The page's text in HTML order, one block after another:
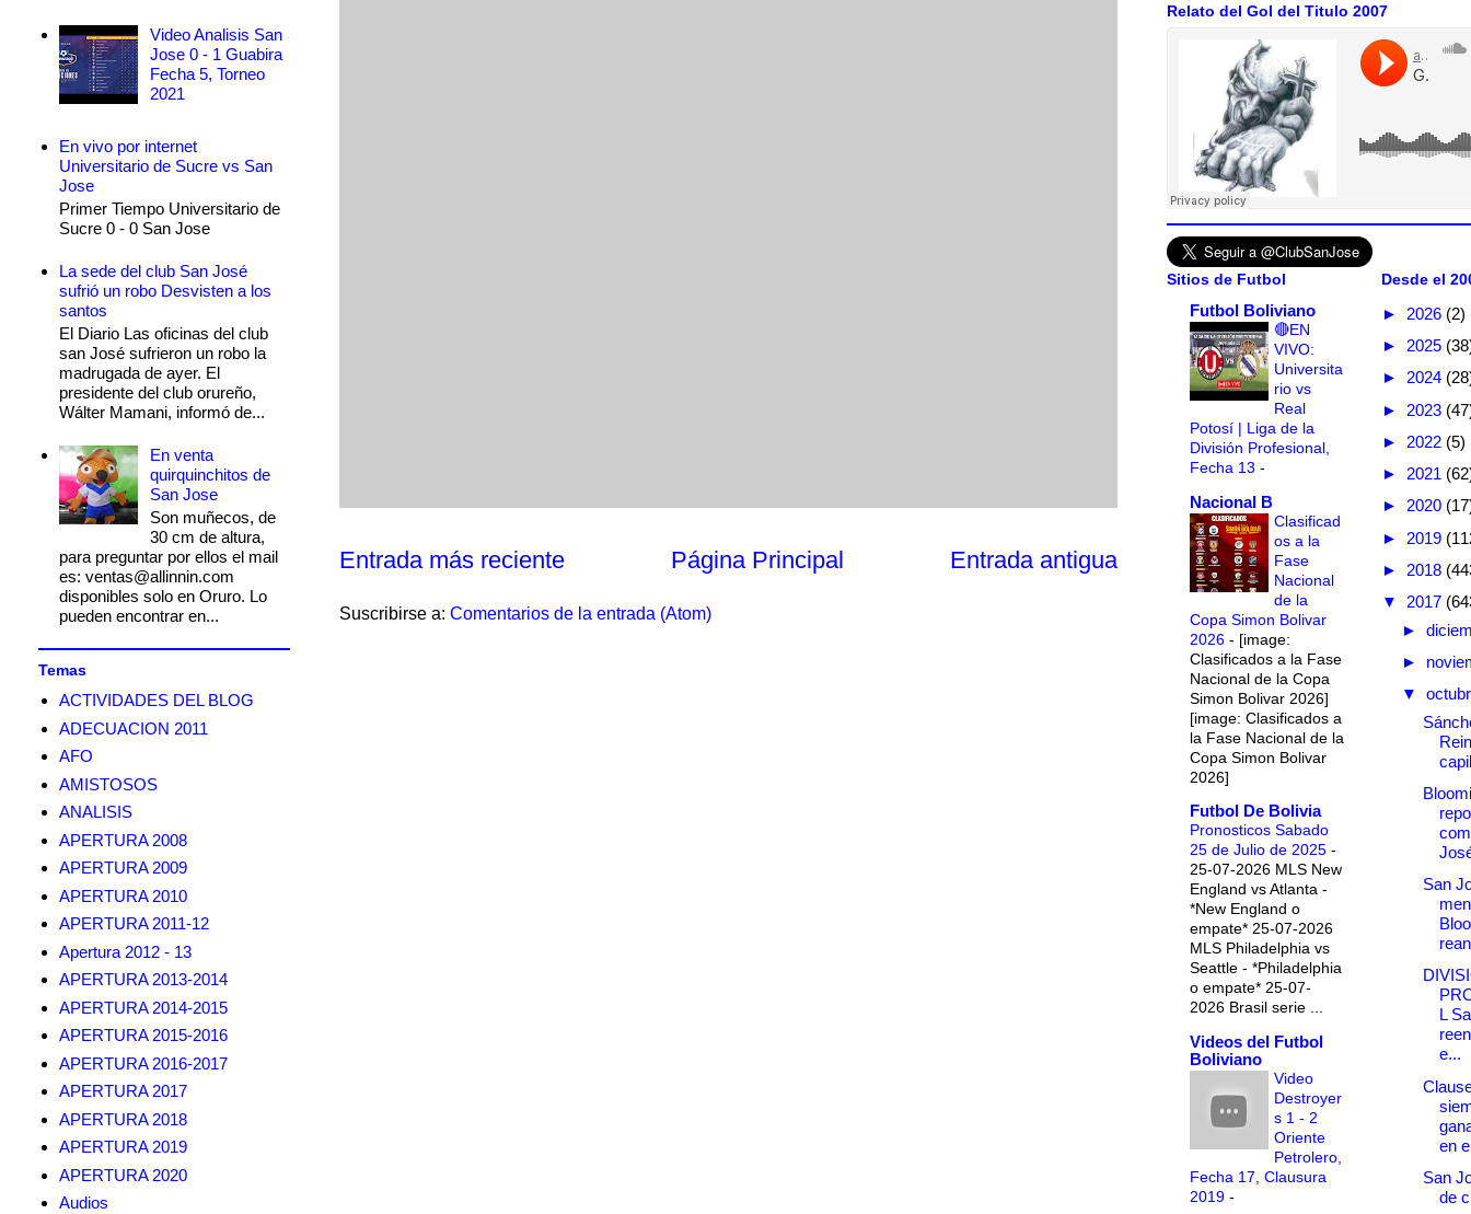
Entrada más reciente Entrada antigua
Página Principal
Suscribirse a: Comentarios de la entrada (Atom)
Video Analisis San
Jose 0 - 1 Guabira
Fecha 5, Torneo
2021
En vivo por internet
Universitario de Sucre vs San
Jose
Primer Tiempo Universitario de
Sucre 0 - 0 San Jose
La sede del club San José
sufrió un robo Desvisten a los
santos
El Diario Las oficinas del club
san José sufrieron un robo la
madrugada de ayer. El
presidente del club orureño,
Wálter Mamani, informó de...
En venta
quirquinchitos de
San Jose
Son muñecos, de
30 cm de altura,
para preguntar por ellos el mail
es: ventas@allinnin.com
disponibles solo en Oruro. Lo
pueden encontrar en...
Temas
ACTIVIDADES DEL BLOG
ADECUACION 2011
AFO
AMISTOSOS
ANALISIS
APERTURA 2008
APERTURA 2009
APERTURA 2010
APERTURA 2011-12
Apertura 2012 - 13
APERTURA 2013-2014
APERTURA 2014-2015
APERTURA 2015-2016
APERTURA 2016-2017
APERTURA 2017
APERTURA 2018
APERTURA 2019
APERTURA 2020
Audios
Relato del Gol del Titulo 2007
Sitios de Futbol
Futbol Boliviano
🔴EN
VIVO:
Universita
rio vs
Real
Potosí | Liga de la
División Profesional,
Fecha 13 -
Nacional B
Clasificad
os a la
Fase
Nacional
de la
Copa Simon Bolivar
2026 - [image:
Clasificados a la Fase
Nacional de la Copa
Simon Bolivar 2026]
[image: Clasificados a
la Fase Nacional de la
Copa Simon Bolivar
2026]
Futbol De Bolivia
Pronosticos Sabado
25 de Julio de 2025 -
25-07-2026 MLS New
England vs Atlanta -
*New England o
empate* 25-07-2026
MLS Philadelphia vs
Seattle - *Philadelphia
o empate* 25-07-
2026 Brasil serie ...
Videos del Futbol
Boliviano
Video
Destroyer
s 1 - 2
Oriente
Petrolero,
Fecha 17, Clausura
2019 -
Desde el
► 2026 (2)
► 2025
► 2024
► 2023
► 2022 (5)
► 2021
► 2020
► 2019
► 2018
▼ 2017
►
►
▼
San
L
e...
en
San
de